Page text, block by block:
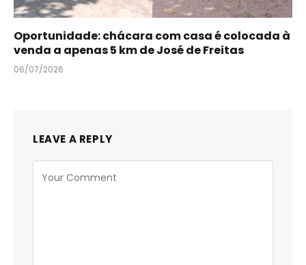
Oportunidade: chácara com casa é colocada à
venda a apenas 5 km de José de Freitas
06/07/2026
LEAVE A REPLY